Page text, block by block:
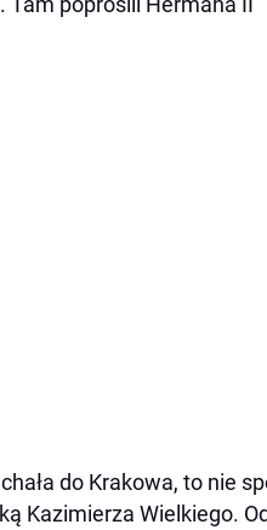
do Krakowa, to nie
Kazimierza Wielkiego.